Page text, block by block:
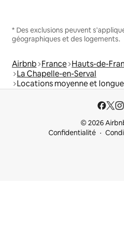
* Des exclusions peuvent
géographiques et des logements.
Airbnb France Hauts-de-
La Chapelle-en-Serval
Locations moyenne et
© 2026
Confidentialité